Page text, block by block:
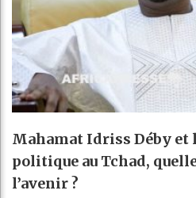
Mahamat Idriss Déby et
politique au Tchad,
l’avenir ?